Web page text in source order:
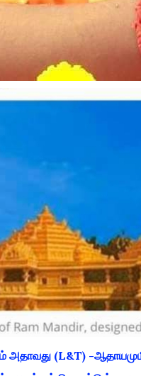
அதாவது (L&T) -